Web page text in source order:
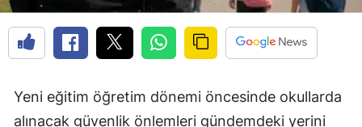
Yeni eğitim öğretim dönemi öncesinde okullarda
alınacak güvenlik önlemleri gündemdeki yerini